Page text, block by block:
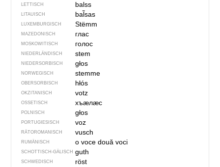
LETTISCH balss
LITAUISCH bal̃sas
LUXEMBURGISCH Stëmm
MAZEDONISCH глас
MOSKOWITISCH голос
NIEDERLÄNDISCH stem
NIEDERSORBISCH głos
NORWEGISCH stemme
OBERSORBISCH hłós
OKZITANISCH votz
OSSETISCH хъӕлӕс
POLNISCH głos
PORTUGIESISCH voz
RÄTOROMANISCH vusch
RUMÄNISCH o vocedouă voci
SCHOTTISCH-GÄLISCH guth
SCHWEDISCH röst